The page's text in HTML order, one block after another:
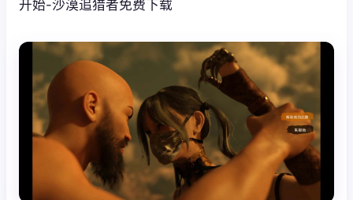
开始-沙漠追猎者免费下载